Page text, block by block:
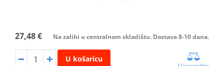
27,48 € Na zalihi u centralnom skladištu. Dostava 8-10 dana.
U košaricu